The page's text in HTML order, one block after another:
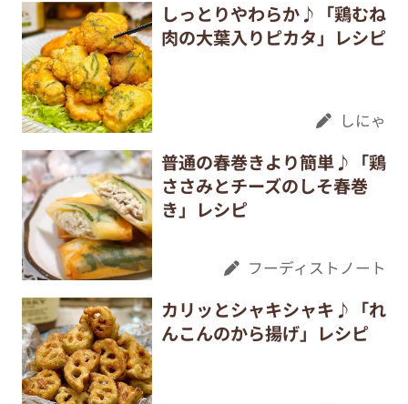
しっとりやわらか♪「鶏むね
肉の大葉入りピカタ」レシピ
しにゃ
普通の春巻きより簡単♪「鶏
ささみとチーズのしそ春巻
き」レシピ
フーディストノート
カリッとシャキシャキ♪「れ
んこんのから揚げ」レシピ